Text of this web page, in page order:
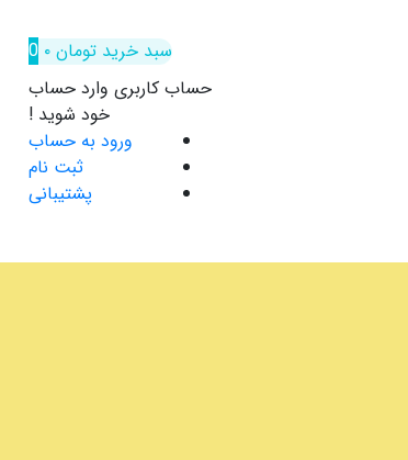
سبد خرید تومان۰
0
حساب کاربری وارد حساب
خود شوید !
ورود به حساب
ثبت نام
پشتیبانی